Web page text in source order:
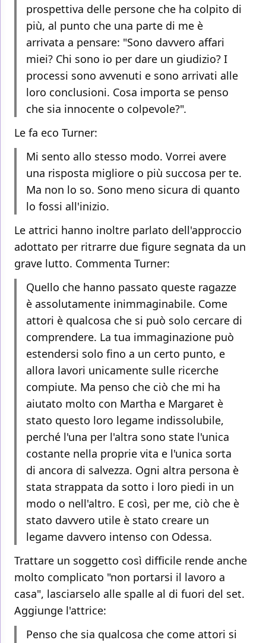
prospettiva delle persone che ha colpito di
più, al punto che una parte di me è
arrivata a pensare: "Sono davvero affari
miei? Chi sono io per dare un giudizio? I
processi sono avvenuti e sono arrivati alle
loro conclusioni. Cosa importa se penso
che sia innocente o colpevole?".
Le fa eco Turner:
Mi sento allo stesso modo. Vorrei avere
una risposta migliore o più succosa per te.
Ma non lo so. Sono meno sicura di quanto
lo fossi all'inizio.
Le attrici hanno inoltre parlato dell'approccio
adottato per ritrarre due figure segnata da un
grave lutto. Commenta Turner:
Quello che hanno passato queste ragazze
è assolutamente inimmaginabile. Come
attori è qualcosa che si può solo cercare di
comprendere. La tua immaginazione può
estendersi solo fino a un certo punto, e
allora lavori unicamente sulle ricerche
compiute. Ma penso che ciò che mi ha
aiutato molto con Martha e Margaret è
stato questo loro legame indissolubile,
perché l'una per l'altra sono state l'unica
costante nella proprie vita e l'unica sorta
di ancora di salvezza. Ogni altra persona è
stata strappata da sotto i loro piedi in un
modo o nell'altro. E così, per me, ciò che è
stato davvero utile è stato creare un
legame davvero intenso con Odessa.
Trattare un soggetto così difficile rende anche
molto complicato "non portarsi il lavoro a
casa", lasciarselo alle spalle al di fuori del set.
Aggiunge l'attrice:
Penso che sia qualcosa che come attori si